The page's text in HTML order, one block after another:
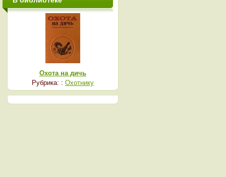
Охота на дичь
Рубрика: : Охотнику